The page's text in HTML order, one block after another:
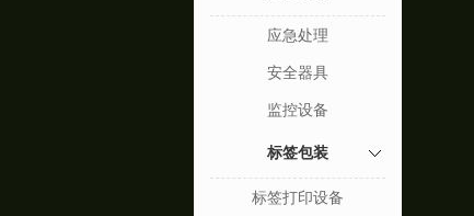
应急处理
安全器具
监控设备
标签包装
标签打印设备